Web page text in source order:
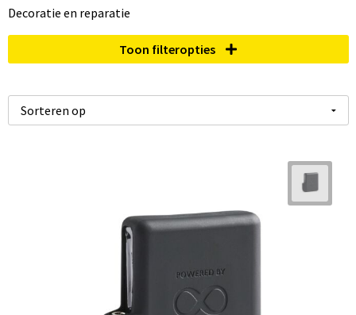
Decoratie en reparatie
Toon filteropties